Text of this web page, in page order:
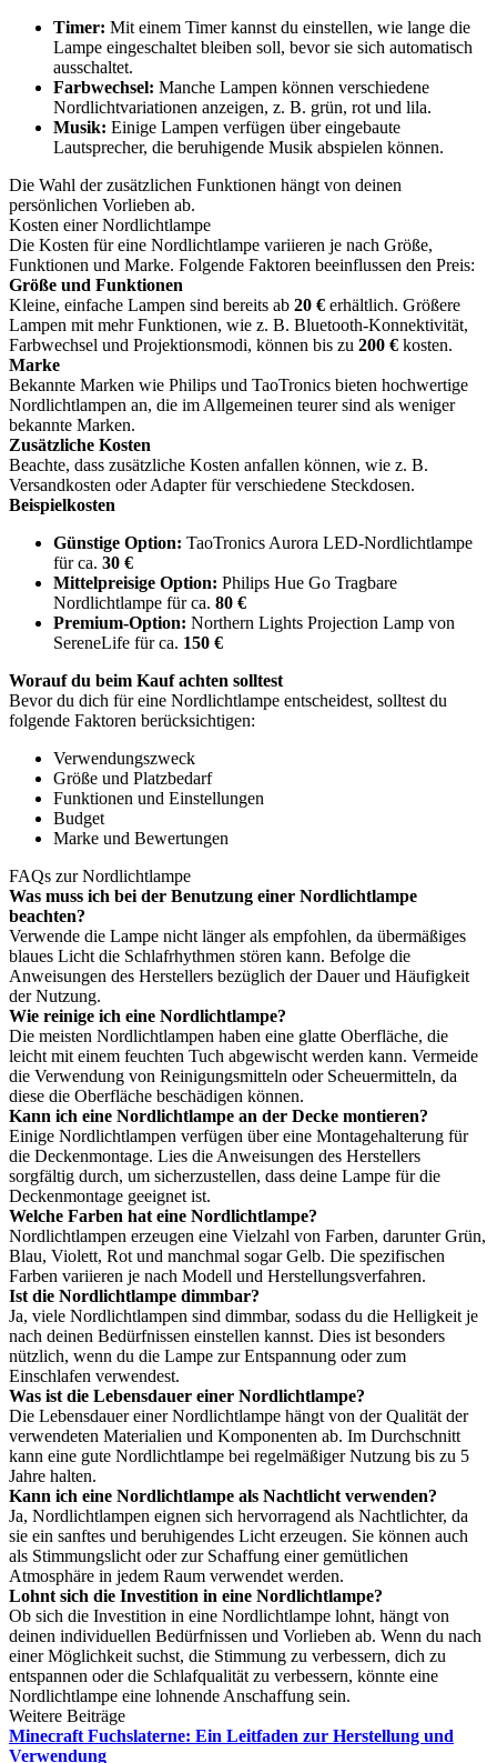
Timer: Mit einem Timer kannst du einstellen, wie lange die
Lampe eingeschaltet bleiben soll, bevor sie sich automatisch
ausschaltet.
Farbwechsel: Manche Lampen können verschiedene
Nordlichtvariationen anzeigen, z. B. grün, rot und lila.
Musik: Einige Lampen verfügen über eingebaute
Lautsprecher, die beruhigende Musik abspielen können.
Die Wahl der zusätzlichen Funktionen hängt von deinen
persönlichen Vorlieben ab.
Kosten einer Nordlichtlampe
Die Kosten für eine Nordlichtlampe variieren je nach Größe,
Funktionen und Marke. Folgende Faktoren beeinflussen den Preis:
Größe und Funktionen
Kleine, einfache Lampen sind bereits ab 20 € erhältlich. Größere
Lampen mit mehr Funktionen, wie z. B. Bluetooth-Konnektivität,
Farbwechsel und Projektionsmodi, können bis zu 200 € kosten.
Marke
Bekannte Marken wie Philips und TaoTronics bieten hochwertige
Nordlichtlampen an, die im Allgemeinen teurer sind als weniger
bekannte Marken.
Zusätzliche Kosten
Beachte, dass zusätzliche Kosten anfallen können, wie z. B.
Versandkosten oder Adapter für verschiedene Steckdosen.
Beispielkosten
Günstige Option: TaoTronics Aurora LED-Nordlichtlampe
für ca. 30 €
Mittelpreisige Option: Philips Hue Go Tragbare
Nordlichtlampe für ca. 80 €
Premium-Option: Northern Lights Projection Lamp von
SereneLife für ca. 150 €
Worauf du beim Kauf achten solltest
Bevor du dich für eine Nordlichtlampe entscheidest, solltest du
folgende Faktoren berücksichtigen:
Verwendungszweck
Größe und Platzbedarf
Funktionen und Einstellungen
Budget
Marke und Bewertungen
FAQs zur Nordlichtlampe
Was muss ich bei der Benutzung einer Nordlichtlampe
beachten?
Verwende die Lampe nicht länger als empfohlen, da übermäßiges
blaues Licht die Schlafrhythmen stören kann. Befolge die
Anweisungen des Herstellers bezüglich der Dauer und Häufigkeit
der Nutzung.
Wie reinige ich eine Nordlichtlampe?
Die meisten Nordlichtlampen haben eine glatte Oberfläche, die
leicht mit einem feuchten Tuch abgewischt werden kann. Vermeide
die Verwendung von Reinigungsmitteln oder Scheuermitteln, da
diese die Oberfläche beschädigen können.
Kann ich eine Nordlichtlampe an der Decke montieren?
Einige Nordlichtlampen verfügen über eine Montagehalterung für
die Deckenmontage. Lies die Anweisungen des Herstellers
sorgfältig durch, um sicherzustellen, dass deine Lampe für die
Deckenmontage geeignet ist.
Welche Farben hat eine Nordlichtlampe?
Nordlichtlampen erzeugen eine Vielzahl von Farben, darunter Grün,
Blau, Violett, Rot und manchmal sogar Gelb. Die spezifischen
Farben variieren je nach Modell und Herstellungsverfahren.
Ist die Nordlichtlampe dimmbar?
Ja, viele Nordlichtlampen sind dimmbar, sodass du die Helligkeit je
nach deinen Bedürfnissen einstellen kannst. Dies ist besonders
nützlich, wenn du die Lampe zur Entspannung oder zum
Einschlafen verwendest.
Was ist die Lebensdauer einer Nordlichtlampe?
Die Lebensdauer einer Nordlichtlampe hängt von der Qualität der
verwendeten Materialien und Komponenten ab. Im Durchschnitt
kann eine gute Nordlichtlampe bei regelmäßiger Nutzung bis zu 5
Jahre halten.
Kann ich eine Nordlichtlampe als Nachtlicht verwenden?
Ja, Nordlichtlampen eignen sich hervorragend als Nachtlichter, da
sie ein sanftes und beruhigendes Licht erzeugen. Sie können auch
als Stimmungslicht oder zur Schaffung einer gemütlichen
Atmosphäre in jedem Raum verwendet werden.
Lohnt sich die Investition in eine Nordlichtlampe?
Ob sich die Investition in eine Nordlichtlampe lohnt, hängt von
deinen individuellen Bedürfnissen und Vorlieben ab. Wenn du nach
einer Möglichkeit suchst, die Stimmung zu verbessern, dich zu
entspannen oder die Schlafqualität zu verbessern, könnte eine
Nordlichtlampe eine lohnende Anschaffung sein.
Weitere Beiträge
Minecraft Fuchslaterne: Ein Leitfaden zur Herstellung und
Verwendung